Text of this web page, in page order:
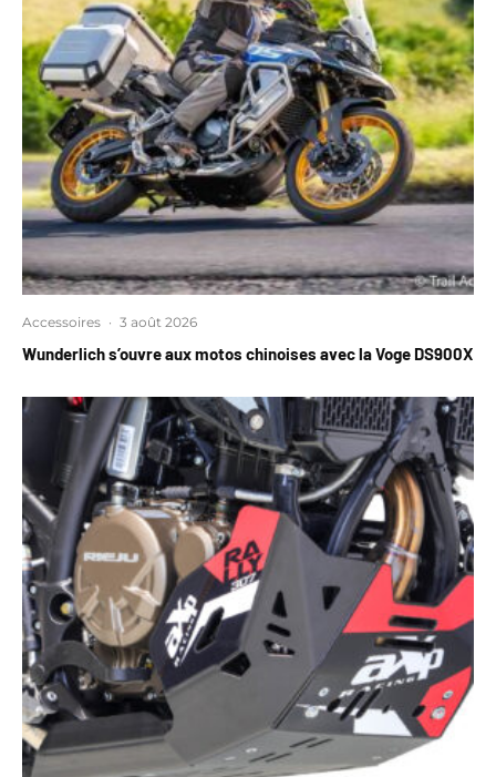
Accessoires · 3 août 2026
Wunderlich s’ouvre aux motos chinoises avec la Voge DS900X